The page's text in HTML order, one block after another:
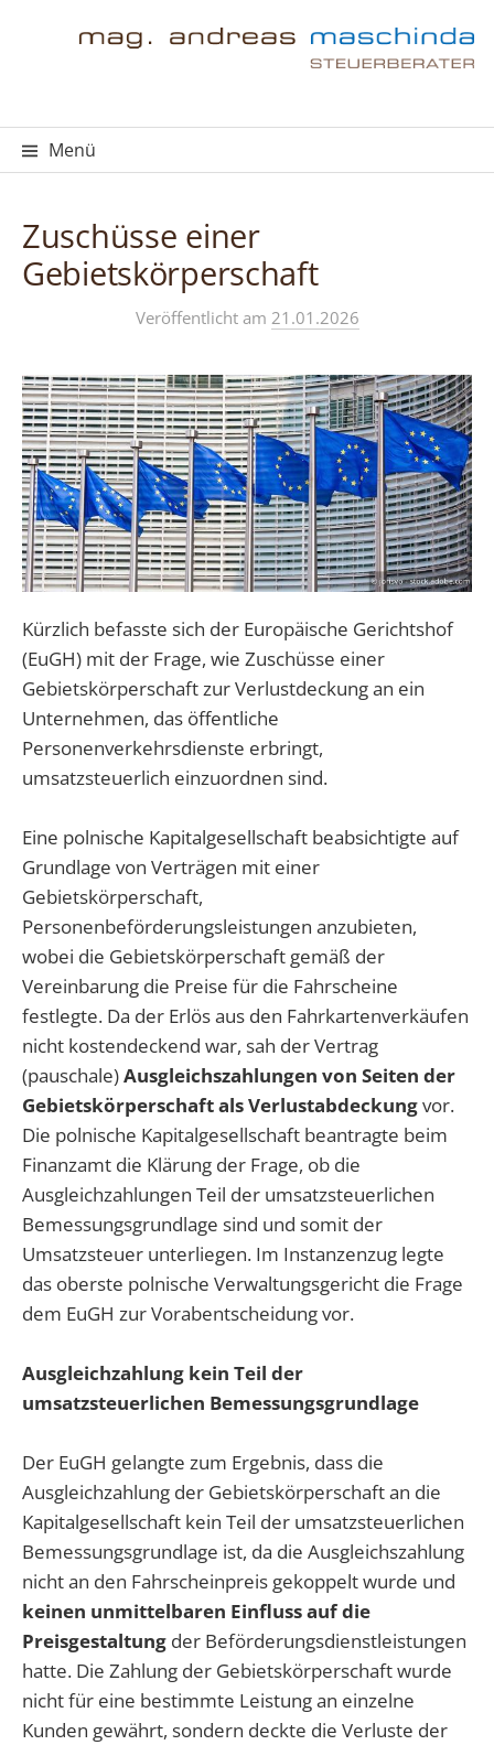
Menü
Zuschüsse einer
Gebietskörperschaft
Veröffentlicht am 21.01.2026
Kürzlich befasste sich der Europäische Gerichtshof
(EuGH) mit der Frage, wie Zuschüsse einer
Gebietskörperschaft zur Verlustdeckung an ein
Unternehmen, das öffentliche
Personenverkehrsdienste erbringt,
umsatzsteuerlich einzuordnen sind.
Eine polnische Kapitalgesellschaft beabsichtigte auf
Grundlage von Verträgen mit einer
Gebietskörperschaft,
Personenbeförderungsleistungen anzubieten,
wobei die Gebietskörperschaft gemäß der
Vereinbarung die Preise für die Fahrscheine
festlegte. Da der Erlös aus den Fahrkartenverkäufen
nicht kostendeckend war, sah der Vertrag
(pauschale)Ausgleichszahlungen von Seiten der
Gebietskörperschaft als Verlustabdeckungvor.
Die polnische Kapitalgesellschaft beantragte beim
Finanzamt die Klärung der Frage, ob die
Ausgleichzahlungen Teil der umsatzsteuerlichen
Bemessungsgrundlage sind und somit der
Umsatzsteuer unterliegen. Im Instanzenzug legte
das oberste polnische Verwaltungsgericht die Frage
dem EuGH zur Vorabentscheidung vor.
Ausgleichzahlung kein Teil der
umsatzsteuerlichen Bemessungsgrundlage
Der EuGH gelangte zum Ergebnis, dass die
Ausgleichzahlung der Gebietskörperschaft an die
Kapitalgesellschaft kein Teil der umsatzsteuerlichen
Bemessungsgrundlage ist, da die Ausgleichszahlung
nicht an den Fahrscheinpreis gekoppelt wurde und
keinen unmittelbaren Einfluss auf die
Preisgestaltung der Beförderungsdienstleistungen
hatte. Die Zahlung der Gebietskörperschaft wurde
nicht für eine bestimmte Leistung an einzelne
Kunden gewährt, sondern deckte die Verluste der